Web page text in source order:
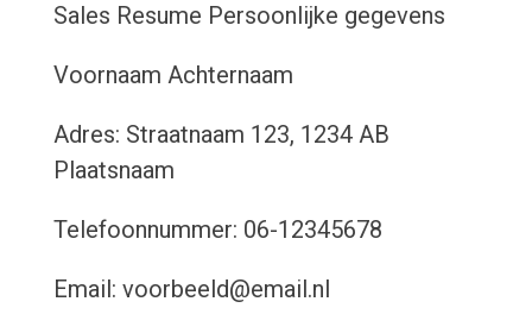
Sales Resume Persoonlijke gegevens
Voornaam Achternaam
Adres: Straatnaam 123, 1234 AB
Plaatsnaam
Telefoonnummer: 06-12345678
Email: voorbeeld@email.nl